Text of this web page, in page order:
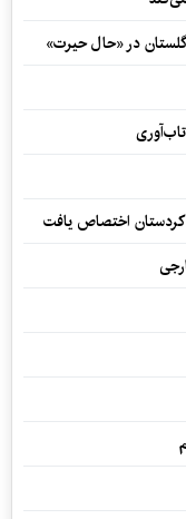
در «حال حیرت»